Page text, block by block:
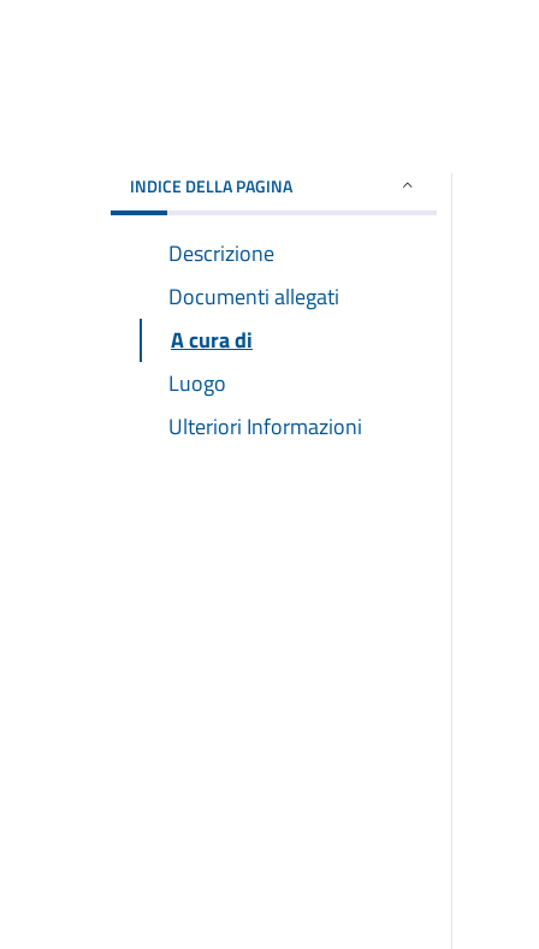
INDICE DELLA PAGINA
Descrizione
Documenti allegati
A cura di
Luogo
Ulteriori Informazioni